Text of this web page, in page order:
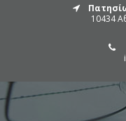
10434